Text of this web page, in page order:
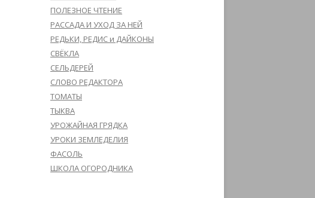
ПОЛЕЗНОЕ ЧТЕНИЕ
РАССАДА И УХОД ЗА НЕЙ
РЕДЬКИ, РЕДИС и ДАЙКОНЫ
СВЁКЛА
СЕЛЬДЕРЕЙ
СЛОВО РЕДАКТОРА
ТОМАТЫ
ТЫКВА
УРОЖАЙНАЯ ГРЯДКА
УРОКИ ЗЕМЛЕДЕЛИЯ
ФАСОЛЬ
ШКОЛА ОГОРОДНИКА